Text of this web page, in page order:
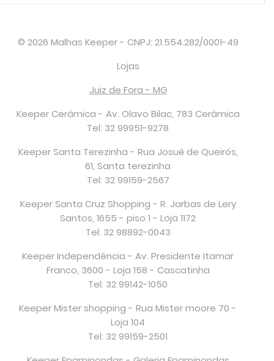
© 2026 Malhas Keeper - CNPJ: 21.554.282/0001-49
Lojas
Juiz de Fora - MG
Keeper Cerâmica - Av. Olavo Bilac, 783 Cerâmica
Tel: 32 99951-9278
Keeper Santa Terezinha - Rua Josué de Queirós,
61, Santa terezinha
Tel: 32 99159-2567
Keeper Santa Cruz Shopping - R. Jarbas de Lery
Santos, 1655 - piso 1 - Loja 1172
Tel: 32 98892-0043
Keeper Independência - Av. Presidente Itamar
Franco, 3600 - Loja 158 - Cascatinha
Tel: 32 99142-1050
Keeper Mister shopping - Rua Mister moore 70 -
Loja 104
Tel: 32 99159-2501